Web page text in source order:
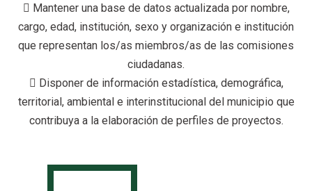
 Mantener una base de datos actualizada por nombre,
cargo, edad, institución, sexo y organización e institución
que representan los/as miembros/as de las comisiones
ciudadanas.
 Disponer de información estadística, demográfica,
territorial, ambiental e interinstitucional del municipio que
contribuya a la elaboración de perfiles de proyectos.